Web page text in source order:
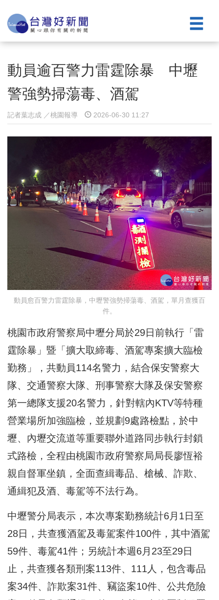
動員逾百警力雷霆除暴 中壢
警強勢掃蕩毒、酒駕
記者葉志成 ／桃園報導 2026-06-30 11:27
動員愈百警力雷霆除暴，中壢警強勢掃蕩毒、酒駕，單月查獲百
件。
桃園市政府警察局中壢分局於29日前執行「雷
霆除暴」暨「擴大取締毒、酒駕專案擴大臨檢
勤務」，共動員114名警力，結合保安警察大
隊、交通警察大隊、刑事警察大隊及保安警察
第一總隊支援20名警力，針對轄內KTV等特種
營業場所加強臨檢，並規劃9處路檢點，於中
壢、內壢交流道等重要聯外道路同步執行封鎖
式路檢，全程由桃園市政府警察局局長廖恆裕
親自督軍坐鎮，全面查緝毒品、槍械、詐欺、
通緝犯及酒、毒駕等不法行為。
中壢警分局表示，本次專案勤務統計6月1日至
28日，共查獲酒駕及毒駕案件100件，其中酒駕
59件、毒駕41件；另統計本週6月23至29日
止，共查獲各類刑案113件、111人，包含毒品
案34件、詐欺案31件、竊盜案10件、公共危險